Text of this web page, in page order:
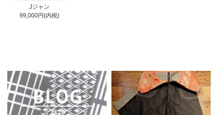
Jジャン
99,000円(内税)